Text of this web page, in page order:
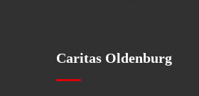
Caritas Oldenburg